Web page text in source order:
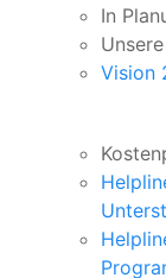
In
Vision